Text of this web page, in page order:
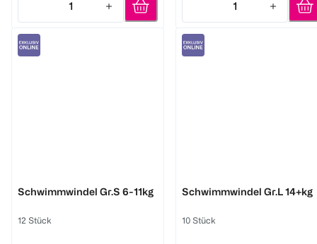
1
Quantity: 1
1
Quantity: 1
Schwimmwindel Gr.S 6-11kg
12 Stück
Schwimmwindel Gr.L 14+kg
10 Stück